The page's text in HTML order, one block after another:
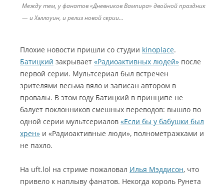
Между тем, у фанатов «Дневников Вампира» двойной праздник
— и Хэллоуин, и релиз новой серии…
Плохие новости пришли со студии kinoplace.
Батицкий закрывает «Радиоактивных людей» после
первой серии. Мультсериал был встречен
зрителями весьма вяло и записан автором в
провалы. В этом году Батицкий в принципе не
балует поклонников смешных переводов: вышло по
одной серии мультсериалов «Если бы у бабушки был
хрен» и «Радиоактивные люди», полнометражками и
не пахло.
На uft.lol на стриме пожаловал Илья Мэддисон, что
привело к наплыву фанатов. Некогда король Рунета